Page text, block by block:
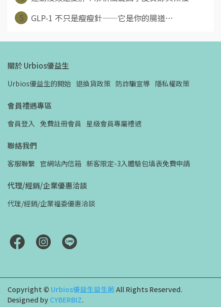
5
GLP-1 不只是瘦瘦針——它是你的腸道⋯
關於 Urbios優益生
Urbios優益生的開始 退換貨政策 防詐騙宣導 隱私權政策
會員禮遇專區
會員登入 免費註冊會員 星級會員專屬禮遇
聯絡我們
客服聯繫 官網站內信箱 新客限定-3入體驗包填表免費申請
代理/經銷/企業優惠洽談
代理/經銷/企業福委優惠洽談
Copyright © Urbios優益生益生菌 All Rights Reserved.
Designed by CYBERBIZ.